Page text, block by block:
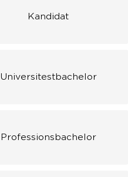
Kandidat
Universitestbachelor
Professionsbachelor